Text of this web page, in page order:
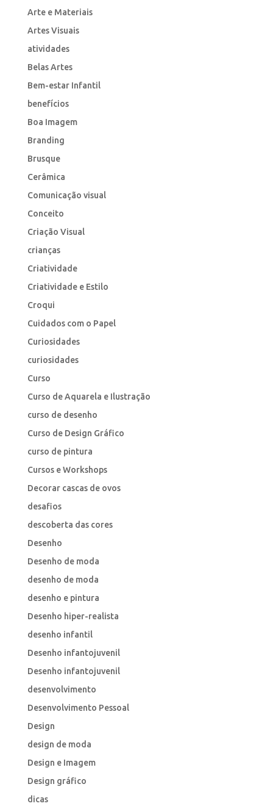
Arte e Materiais
Artes Visuais
atividades
Belas Artes
Bem-estar Infantil
benefícios
Boa Imagem
Branding
Brusque
Cerâmica
Comunicação visual
Conceito
Criação Visual
crianças
Criatividade
Criatividade e Estilo
Croqui
Cuidados com o Papel
Curiosidades
curiosidades
Curso
Curso de Aquarela e Ilustração
curso de desenho
Curso de Design Gráfico
curso de pintura
Cursos e Workshops
Decorar cascas de ovos
desafios
descoberta das cores
Desenho
Desenho de moda
desenho de moda
desenho e pintura
Desenho hiper-realista
desenho infantil
Desenho infantojuvenil
Desenho infantojuvenil
desenvolvimento
Desenvolvimento Pessoal
Design
design de moda
Design e Imagem
Design gráfico
dicas